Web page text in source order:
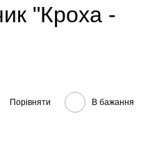
"Кроха -
Порівняти В бажання